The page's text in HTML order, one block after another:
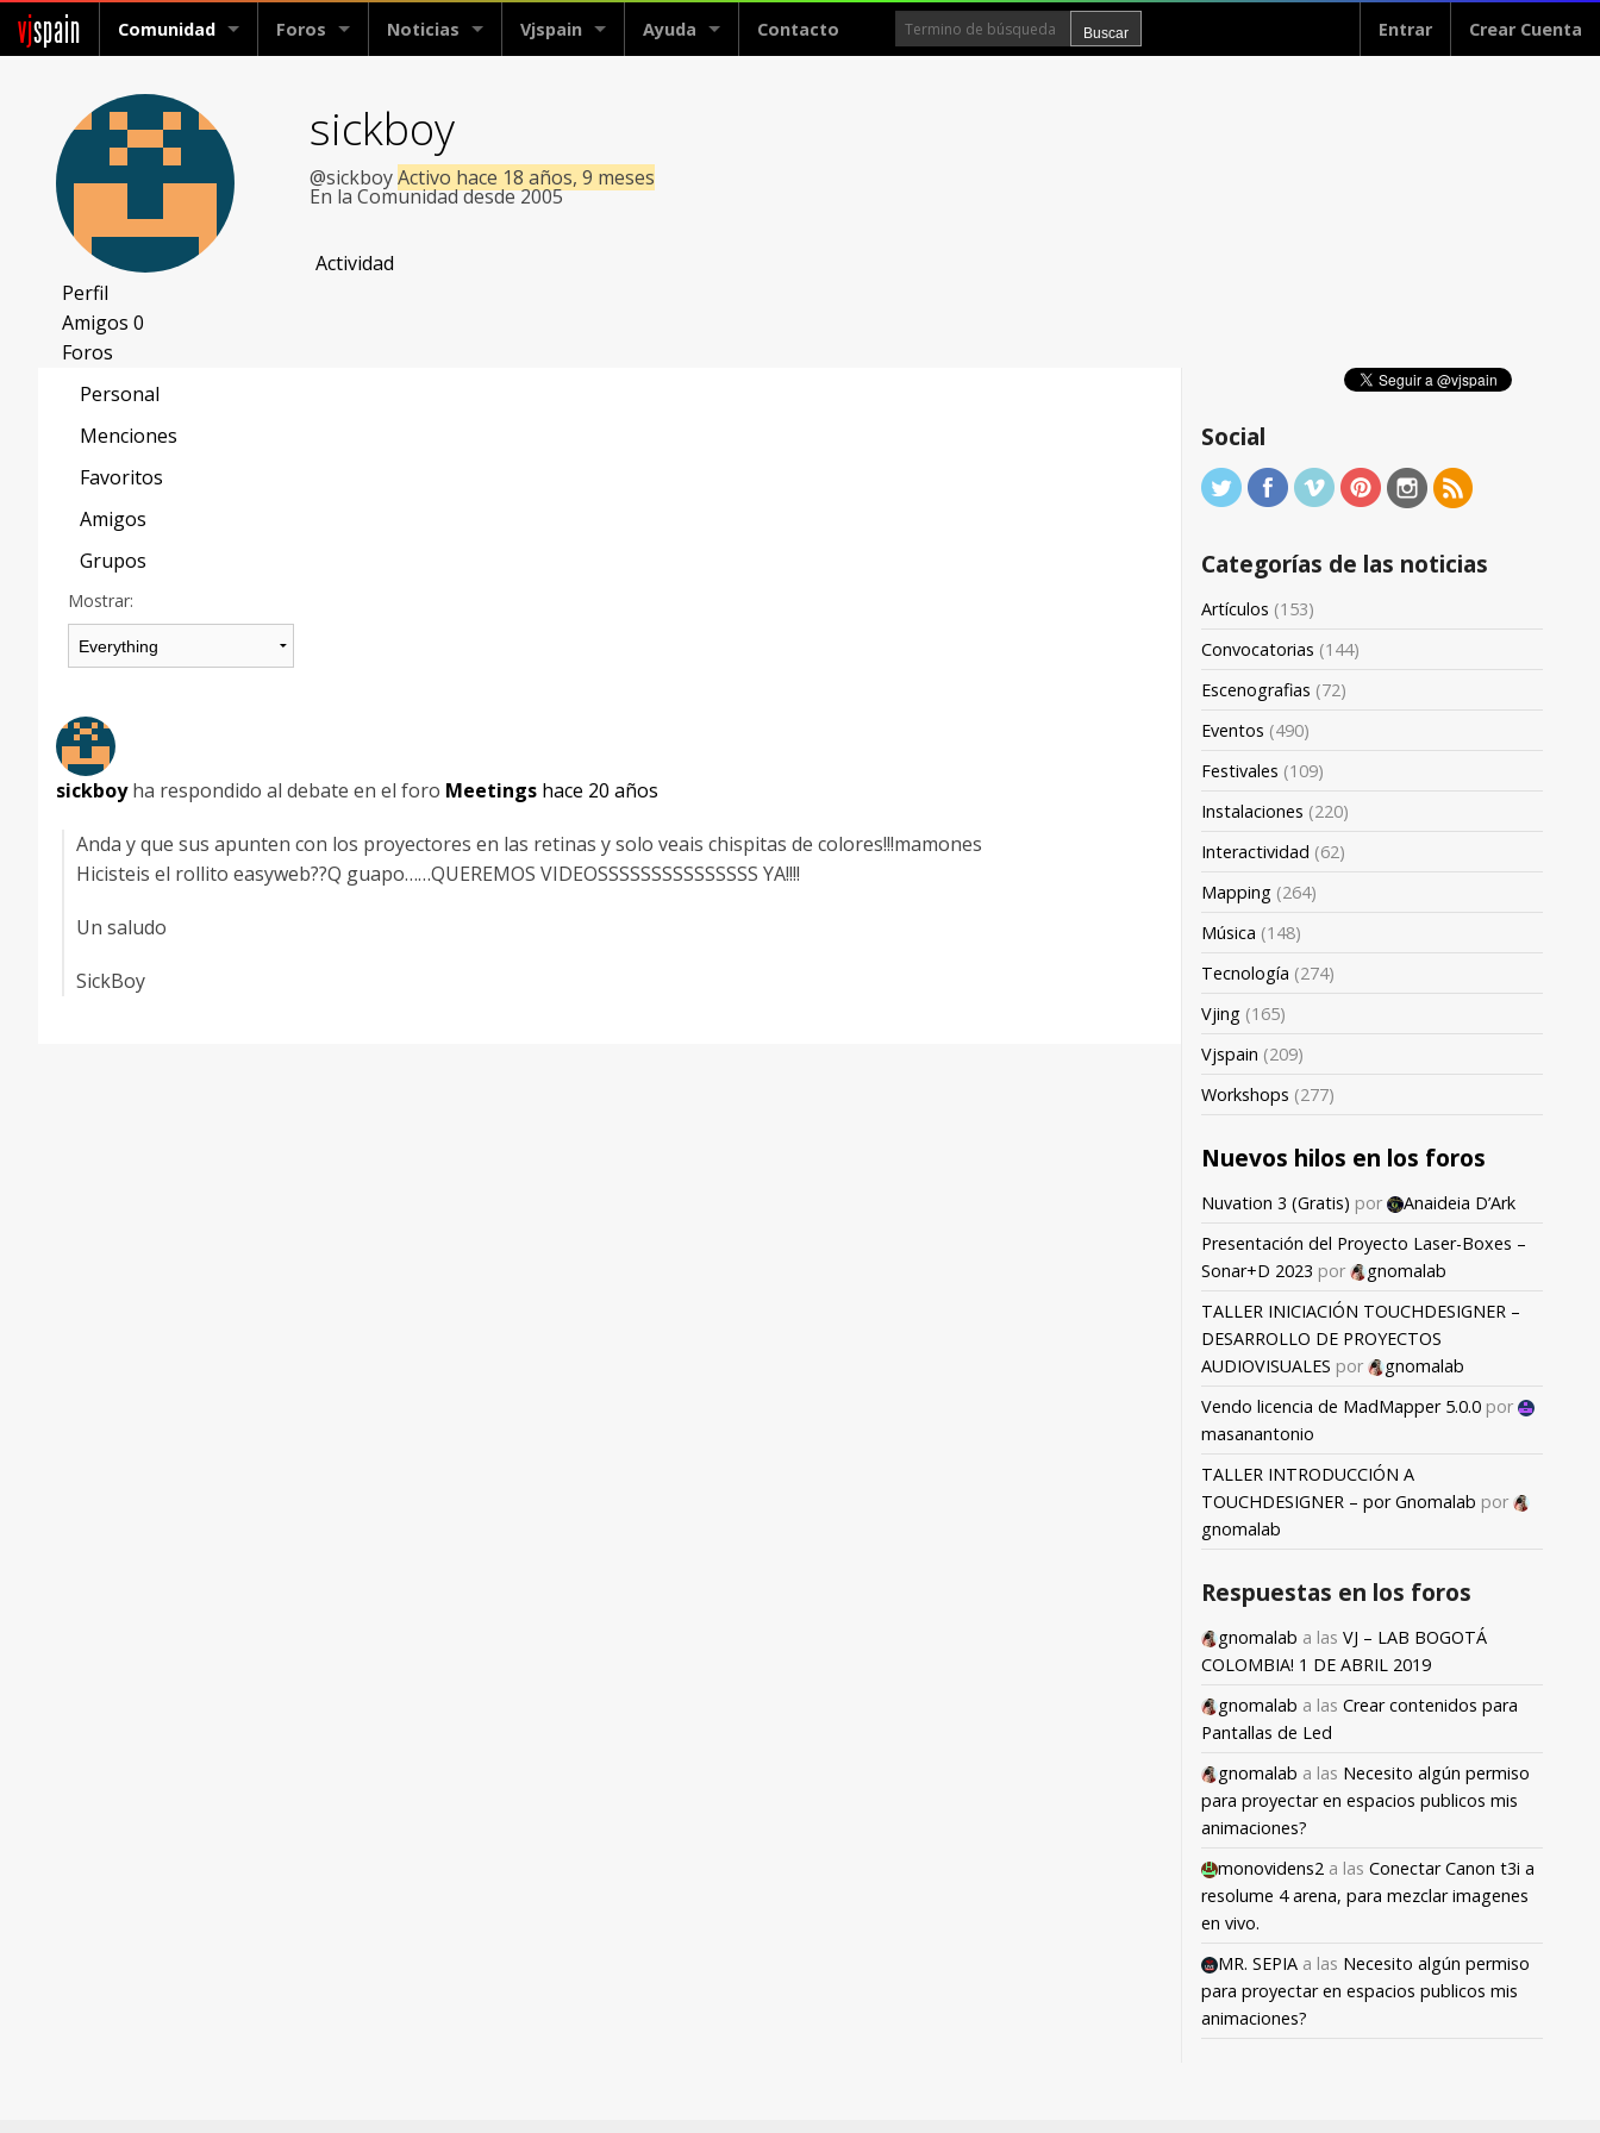
vjspain Comunidad Foros Noticias Vjspain Ayuda Contacto Entrar Crear Cuenta
sickboy
@sickboyActivo hace 18 años, 9 meses
En la Comunidad desde 2005
Actividad
Perfil
Amigos 0
Foros
Personal
Menciones
Favoritos
Amigos
Grupos
Mostrar:
sickboyha respondido al debate en el foro Meetings hace 20 años
Anda y que sus apunten con los proyectores en las retinas y solo veais chispitas de colores!!!mamones
Hicisteis el rollito easyweb??Q guapo……QUEREMOS VIDEOSSSSSSSSSSSSSSS YA!!!!
Un saludo
SickBoy
Social
Categorías de las noticias
Artículos (153)
Convocatorias (144)
Escenografias (72)
Eventos (490)
Festivales (109)
Instalaciones (220)
Interactividad (62)
Mapping (264)
Música (148)
Tecnología (274)
Vjing (165)
Vjspain (209)
Workshops (277)
Nuevos hilos en los foros
Nuvation 3 (Gratis) por
Anaideia D’Ark
Presentación del Proyecto Laser-Boxes –
Sonar+D 2023 por
gnomalab
TALLER INICIACIÓN TOUCHDESIGNER –
DESARROLLO DE PROYECTOS
AUDIOVISUALES por
gnomalab
Vendo licencia de MadMapper 5.0.0 por
masanantonio
TALLER INTRODUCCIÓN A
TOUCHDESIGNER – por Gnomalab por
gnomalab
Respuestas en los foros
gnomalab a las VJ – LAB BOGOTÁ
COLOMBIA! 1 DE ABRIL 2019
gnomalab a las Crear contenidos para
Pantallas de Led
gnomalab a las Necesito algún permiso
para proyectar en espacios publicos mis
animaciones?
monovidens2 a las Conectar Canon t3i a
resolume 4 arena, para mezclar imagenes
en vivo.
MR. SEPIA a las Necesito algún permiso
para proyectar en espacios publicos mis
animaciones?